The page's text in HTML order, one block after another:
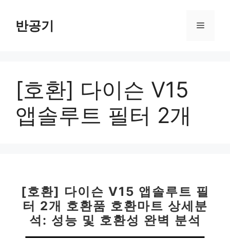
반공기 메
[호환] 다이슨 V15
앱솔루트 필터 2개
[호환] 다이슨 V15 앱솔루트 필
터 2개 호환품 호환마트 상세분
석: 성능 및 호환성 완벽 분석